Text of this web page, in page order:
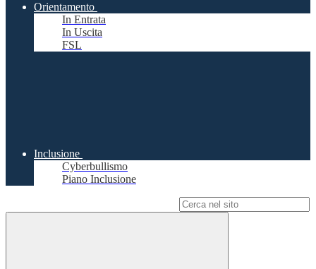
Orientamento
In Entrata
In Uscita
FSL
Inclusione
Cyberbullismo
Piano Inclusione